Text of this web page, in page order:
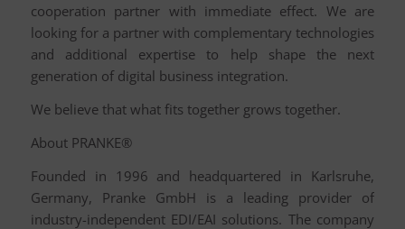
cooperation partner with immediate effect. We are
looking for a partner with complementary technologies
and additional expertise to help shape the next
generation of digital business integration.
We believe that what fits together grows together.
About PRANKE®
Founded in 1996 and headquartered in Karlsruhe,
Germany, Pranke GmbH is a leading provider of
industry-independent EDI/EAI solutions. The company